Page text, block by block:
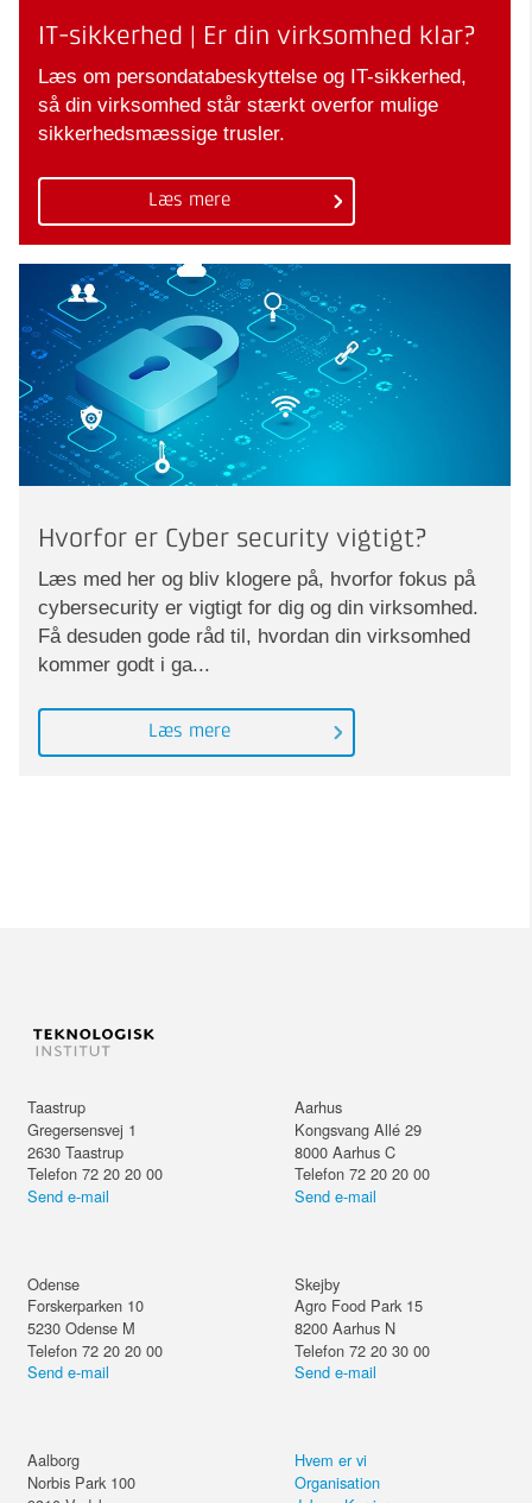
IT-sikkerhed | Er din virksomhed klar?
Læs om persondatabeskyttelse og IT-sikkerhed,
så din virksomhed står stærkt overfor mulige
sikkerhedsmæssige trusler.
Læs mere
Hvorfor er Cyber security vigtigt?
Læs med her og bliv klogere på, hvorfor fokus på
cybersecurity er vigtigt for dig og din virksomhed.
Få desuden gode råd til, hvordan din virksomhed
kommer godt i ga...
Læs mere
Taastrup
Gregersensvej 1
2630 Taastrup
Telefon 72 20 20 00
Send e-mail
Aarhus
Kongsvang Allé 29
8000 Aarhus C
Telefon 72 20 20 00
Send e-mail
Odense
Forskerparken 10
5230 Odense M
Telefon 72 20 20 00
Send e-mail
Skejby
Agro Food Park 15
8200 Aarhus N
Telefon 72 20 30 00
Send e-mail
Aalborg
Norbis Park 100
Hvem er vi
Organisation